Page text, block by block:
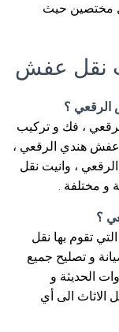
مختصين حيث
نقل عفش
الرقعي ؟
، فك و تركيب
عفش هندي الرقعي ،
، وانيت نقل
و مختلفة .
؟
تقوم بها نقل
و تصليح جميع
الحديثة و
الاثاث الى أي